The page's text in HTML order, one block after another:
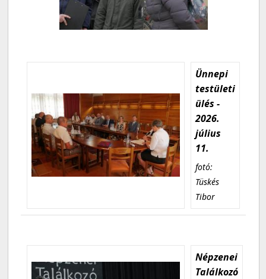
Ünnepi
testületi
ülés -
2026.
július
11.
fotó:
Tüskés
Tibor
Népzenei
Találkozó